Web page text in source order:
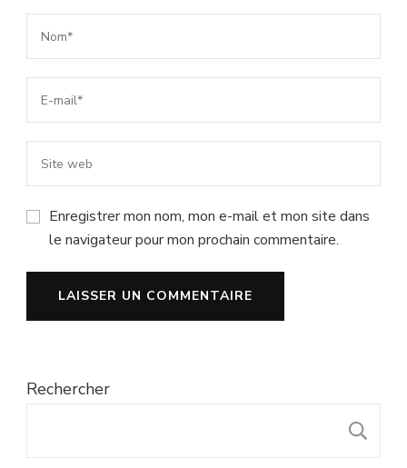
Enregistrer mon nom, mon e-mail et mon site dans
le navigateur pour mon prochain commentaire.
Rechercher